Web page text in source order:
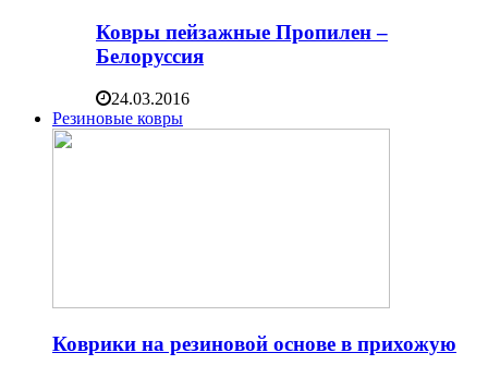
Ковры пейзажные Пропилен –
Белоруссия
24.03.2016
Резиновые ковры
Коврики на резиновой основе в прихожую